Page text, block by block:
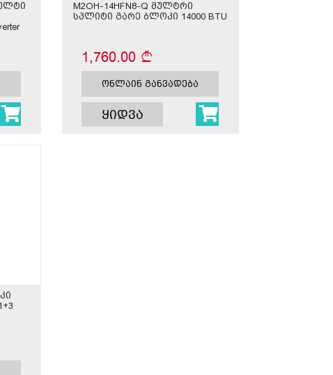
M2OH-14HFN8-Q მულტრი
სპლიტი გარე ბლოკი 14000 BTU
1,760.00
ონლაინ განვადება
ყიდვა